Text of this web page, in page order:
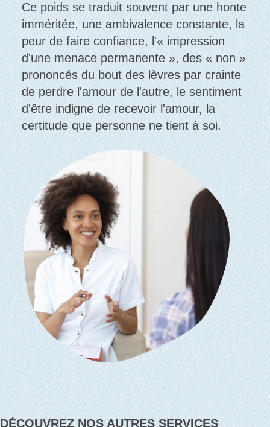
Ce poids se traduit souvent par une honte
imméritée, une ambivalence constante, la
peur de faire confiance, l'« impression
d'une menace permanente », des « non »
prononcés du bout des lèvres par crainte
de perdre l'amour de l'autre, le sentiment
d'être indigne de recevoir l'amour, la
certitude que personne ne tient à soi.
DÉCOUVREZ NOS AUTRES SERVICES